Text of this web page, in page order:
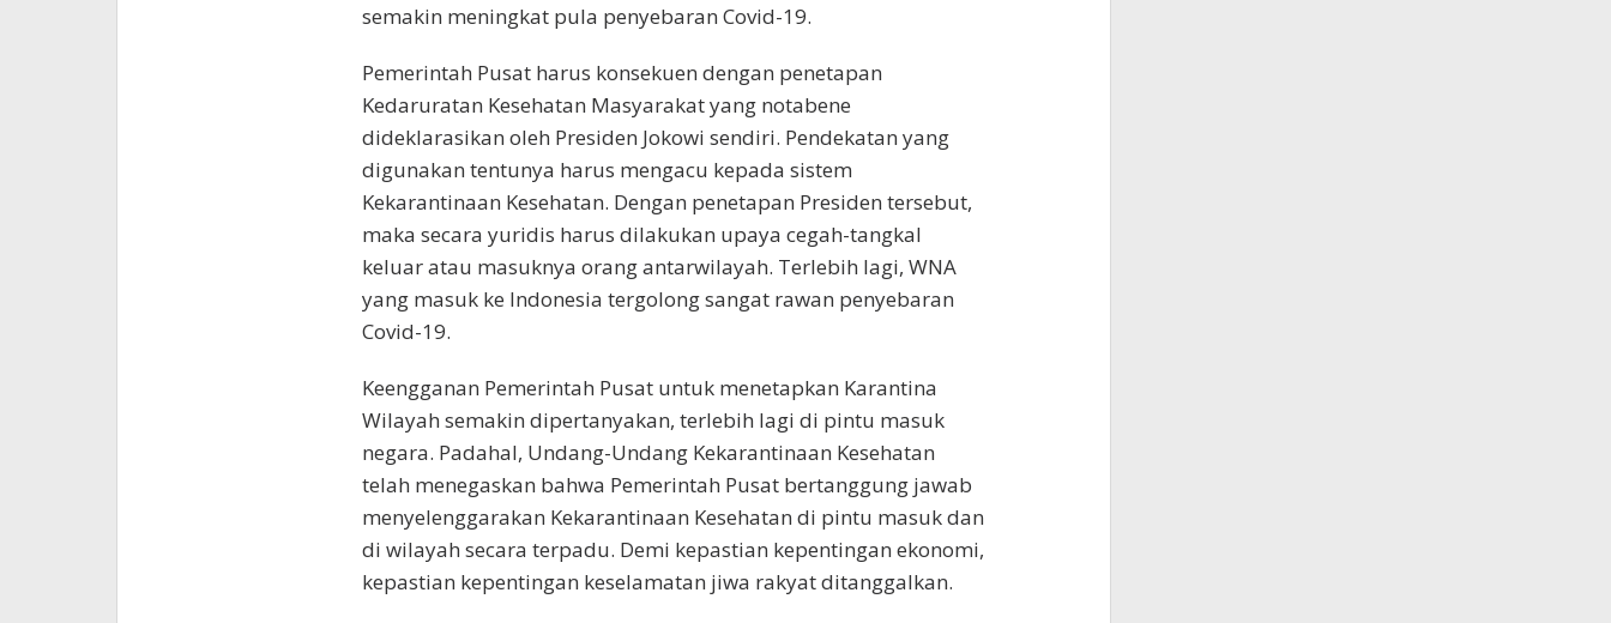
semakin meningkat pula penyebaran Covid-19.
Pemerintah Pusat harus konsekuen dengan penetapan
Kedaruratan Kesehatan Masyarakat yang notabene
dideklarasikan oleh Presiden Jokowi sendiri. Pendekatan yang
digunakan tentunya harus mengacu kepada sistem
Kekarantinaan Kesehatan. Dengan penetapan Presiden tersebut,
maka secara yuridis harus dilakukan upaya cegah-tangkal
keluar atau masuknya orang antarwilayah. Terlebih lagi, WNA
yang masuk ke Indonesia tergolong sangat rawan penyebaran
Covid-19.
Keengganan Pemerintah Pusat untuk menetapkan Karantina
Wilayah semakin dipertanyakan, terlebih lagi di pintu masuk
negara. Padahal, Undang-Undang Kekarantinaan Kesehatan
telah menegaskan bahwa Pemerintah Pusat bertanggung jawab
menyelenggarakan Kekarantinaan Kesehatan di pintu masuk dan
di wilayah secara terpadu. Demi kepastian kepentingan ekonomi,
kepastian kepentingan keselamatan jiwa rakyat ditanggalkan.